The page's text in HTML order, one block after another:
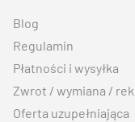
Blog
Regulamin
Płatności i wysyłka
Zwrot / wymiana /
Oferta uzupełniająca